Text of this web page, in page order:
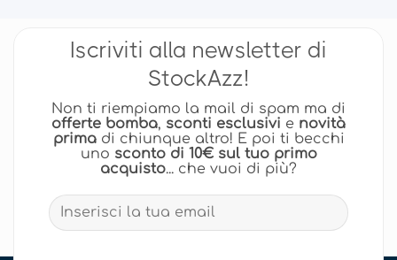
Iscriviti alla newsletter di
StockAzz!
Non ti riempiamo la mail di spam ma di
offerte bomba, sconti esclusivi e novità
primadi chiunque altro! E poi ti becchi
uno sconto di 10€ sul tuo primo
acquisto... che vuoi di più?